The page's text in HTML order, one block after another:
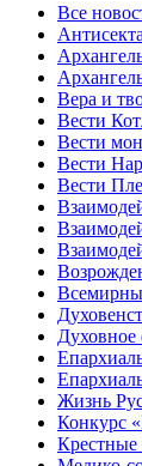
Все
Вера и
Вести
Вести
Вести
Вести
Духовное
Жизнь
Конкурс
Крестные